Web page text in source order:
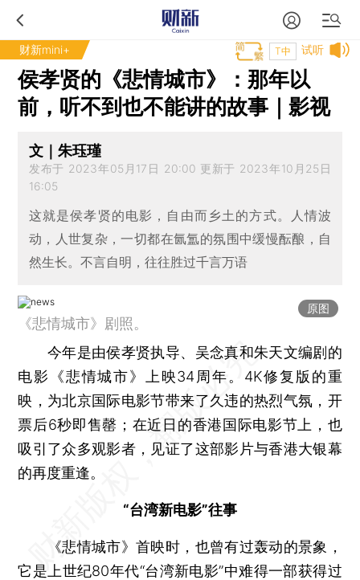
财新mini+ 试听
T中
侯孝贤的《悲情城市》：那年以
前，听不到也不能讲的故事｜影视
文｜朱珏瑾
发布于 2023年05月17日 20:00 更新于 2023年10月25日
16:05
这就是侯孝贤的电影，自由而乡土的方式。人情波
动，人世复杂，一切都在氤氲的氛围中缓慢酝酿，自
然生长。不言自明，往往胜过千言万语
原图
《悲情城市》剧照。
今年是由侯孝贤执导、吴念真和朱天文编剧的
电影《悲情城市》上映34周年。4K修复版的重
映，为北京国际电影节带来了久违的热烈气氛，开
票后6秒即售罄；在近日的香港国际电影节上，也
吸引了众多观影者，见证了这部影片与香港大银幕
的再度重逢。
“台湾新电影”往事
《悲情城市》首映时，也曾有过轰动的景象，
它是上世纪80年代“台湾新电影”中难得一部获得过